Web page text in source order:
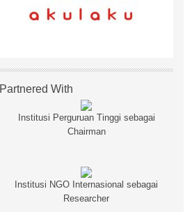
Partnered With
Institusi Perguruan Tinggi sebagai
Chairman
Institusi NGO Internasional sebagai
Researcher